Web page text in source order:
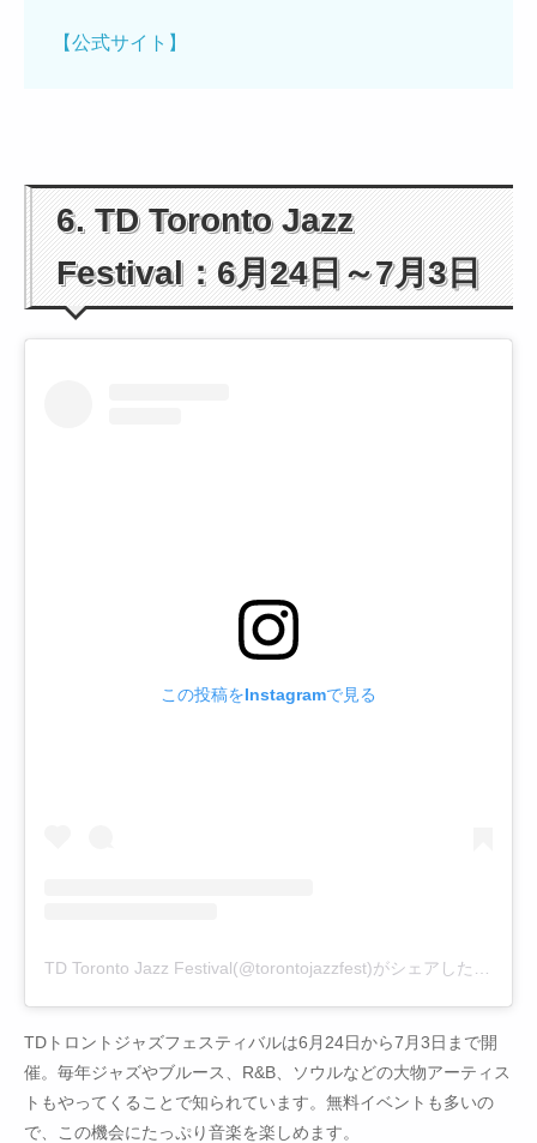
【公式サイト】
6. TD Toronto Jazz
Festival：6月24日～7月3日
この投稿をInstagramで見る
TDトロントジャズフェスティバルは6月24日から7月3日まで開
催。毎年ジャズやブルース、R&B、ソウルなどの大物アーティス
トもやってくることで知られています。無料イベントも多いの
で、この機会にたっぷり音楽を楽しめます。